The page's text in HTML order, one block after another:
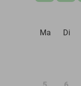
Ma
Di